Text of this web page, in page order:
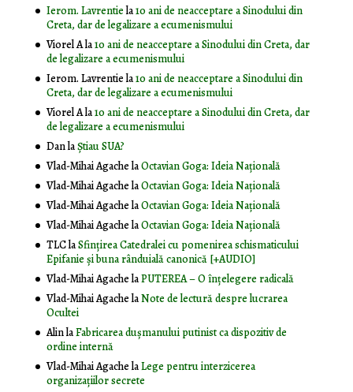
Ierom. Lavrentiela10 ani de neacceptare a Sinodului din
Creta, dar de legalizare a ecumenismului
Viorel Ala10 ani de neacceptare a Sinodului din Creta, dar
de legalizare a ecumenismului
Ierom. Lavrentiela10 ani de neacceptare a Sinodului din
Creta, dar de legalizare a ecumenismului
Viorel Ala10 ani de neacceptare a Sinodului din Creta, dar
de legalizare a ecumenismului
DanlaȘtiau SUA?
Vlad-Mihai AgachelaOctavian Goga: Ideia Naţională
Vlad-Mihai AgachelaOctavian Goga: Ideia Naţională
Vlad-Mihai AgachelaOctavian Goga: Ideia Naţională
Vlad-Mihai AgachelaOctavian Goga: Ideia Naţională
TLClaSfințirea Catedralei cu pomenirea schismaticului
Epifanie și buna rânduială canonică [+AUDIO]
Vlad-Mihai AgachelaPUTEREA – O înţelegere radicală
Vlad-Mihai AgachelaNote de lectură despre lucrarea
Ocultei
AlinlaFabricarea dușmanului putinist ca dispozitiv de
ordine internă
Vlad-Mihai AgachelaLege pentru interzicerea
organizaţiilor secrete